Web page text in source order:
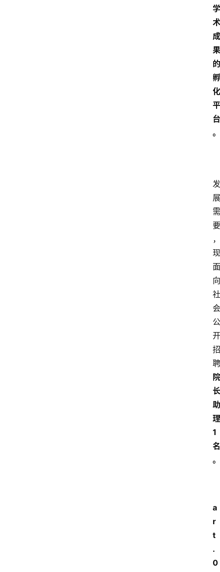
学
术
成
果
的
孵
化
平
台
。
发
展
需
要
，
现
面
向
社
会
公
开
招
聘
院
长
助
理
1
名
。
a
r
t
.
0